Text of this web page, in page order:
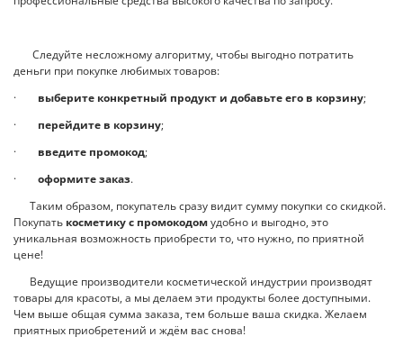
Следуйте несложному алгоритму, чтобы выгодно потратить
деньги при покупке любимых товаров:
· выберите конкретный продукт и добавьте его в корзину;
· перейдите в корзину;
· введите промокод;
· оформите заказ.
Таким образом, покупатель сразу видит сумму покупки со скидкой.
Покупать косметику с промокодомудобно и выгодно, это
уникальная возможность приобрести то, что нужно, по приятной
цене!
Ведущие производители косметической индустрии производят
товары для красоты, а мы делаем эти продукты более доступными.
Чем выше общая сумма заказа, тем больше ваша скидка. Желаем
приятных приобретений и ждём вас снова!